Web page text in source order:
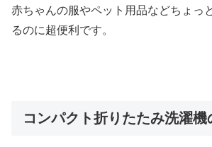
赤ちゃんの服やペット用品などちょっ
るのに超便利です。
コンパクト折りたたみ洗濯機